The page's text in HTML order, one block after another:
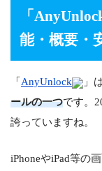
「
能・概要・
「AnyUnlock 」
ールの一つです。
誇っていますね。
iPhoneやiPad等の